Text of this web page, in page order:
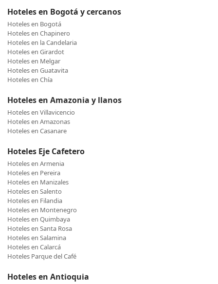
Hoteles en Bogotá y cercanos
Hoteles en Bogotá
Hoteles en Chapinero
Hoteles en la Candelaria
Hoteles en Girardot
Hoteles en Melgar
Hoteles en Guatavita
Hoteles en Chía
Hoteles en Amazonia y llanos
Hoteles en Villavicencio
Hoteles en Amazonas
Hoteles en Casanare
Hoteles Eje Cafetero
Hoteles en Armenia
Hoteles en Pereira
Hoteles en Manizales
Hoteles en Salento
Hoteles en Filandia
Hoteles en Montenegro
Hoteles en Quimbaya
Hoteles en Santa Rosa
Hoteles en Salamina
Hoteles en Calarcá
Hoteles Parque del Café
Hoteles en Antioquia